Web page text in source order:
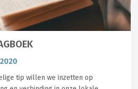
tip willen we inzetten op